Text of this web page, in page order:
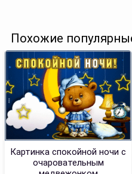
Похожие
Картинка спокойной ночи с
очаровательным